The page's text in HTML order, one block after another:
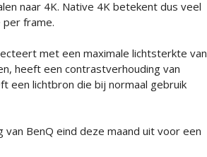
naar 4K. Native 4K betekent dus veel
frame.
met een maximale lichtsterkte van
heeft een contrastverhouding van
een lichtbron die bij normaal gebruik
BenQ eind deze maand uit voor een